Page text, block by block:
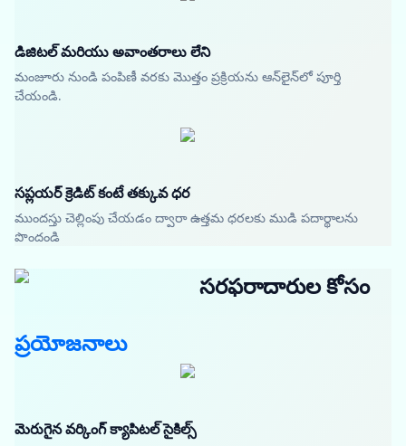
డిజిటల్ మరియు అవాంతరాలు లేని
మంజూరు నుండి పంపిణీ వరకు మొత్తం ప్రక్రియను ఆన్‌లైన్‌లో పూర్తి
చేయండి.
సప్లయర్ క్రెడిట్ కంటే తక్కువ ధర
ముందస్తు చెల్లింపు చేయడం ద్వారా ఉత్తమ ధరలకు ముడి పదార్థాలను
పొందండి
సరఫరాదారుల కోసం
ప్రయోజనాలు
మెరుగైన వర్కింగ్ క్యాపిటల్ సైకిల్స్